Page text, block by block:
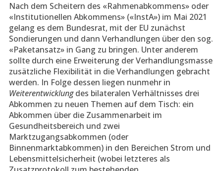
Nach dem Scheitern des «Rahmenabkommens» oder
«Institutionellen Abkommens» («InstA») im Mai 2021
gelang es dem Bundesrat, mit der EU zunächst
Sondierungen und dann Verhandlungen über den sog.
«Paketansatz» in Gang zu bringen. Unter anderem
sollte durch eine Erweiterung der Verhandlungsmasse
zusätzliche Flexibilität in die Verhandlungen gebracht
werden. In Folge dessen liegen nunmehr in
Weiterentwicklungdes bilateralen Verhältnisses drei
Abkommen zu neuen Themen auf dem Tisch: ein
Abkommen über die Zusammenarbeit im
Gesundheitsbereich und zwei
Marktzugangsabkommen (oder
Binnenmarktabkommen) in den Bereichen Strom und
Lebensmittelsicherheit (wobei letzteres als